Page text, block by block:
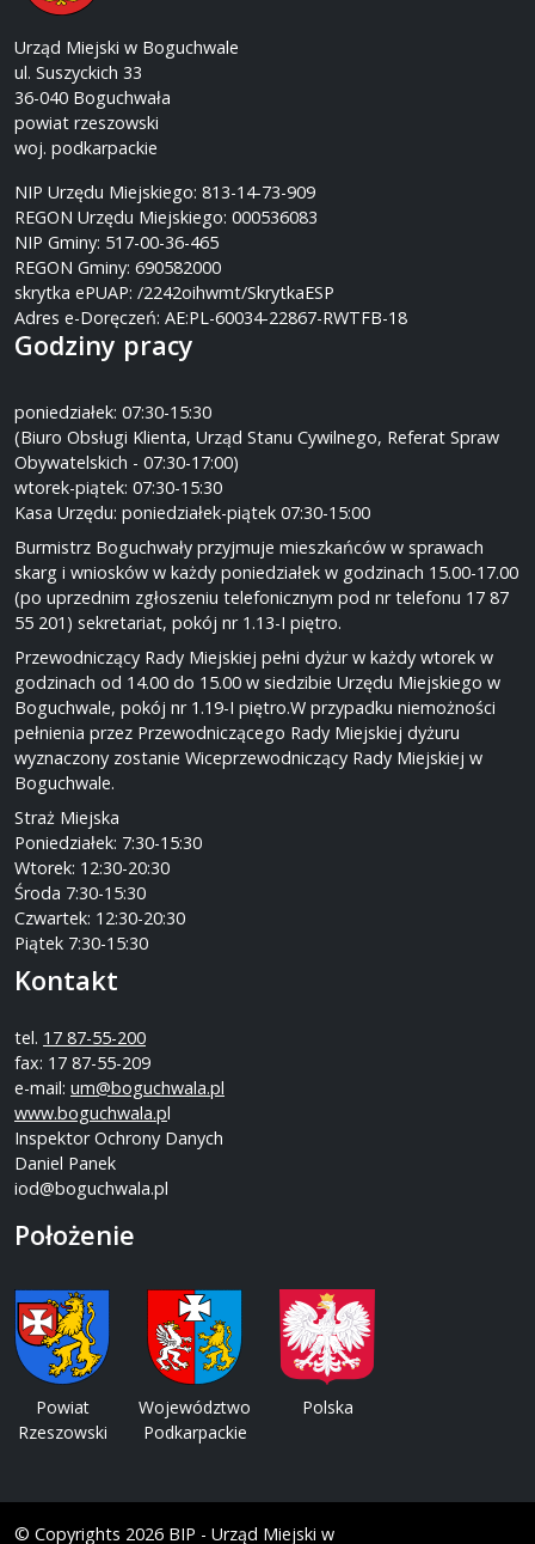
Urząd Miejski w Boguchwale
ul. Suszyckich 33
36-040 Boguchwała
powiat rzeszowski
woj. podkarpackie
NIP Urzędu Miejskiego: 813-14-73-909
REGON Urzędu Miejskiego: 000536083
NIP Gminy: 517-00-36-465
REGON Gminy: 690582000
skrytka ePUAP: /2242oihwmt/SkrytkaESP
Adres e-Doręczeń: AE:PL-60034-22867-RWTFB-18
Godziny pracy
poniedziałek: 07:30-15:30
(Biuro Obsługi Klienta, Urząd Stanu Cywilnego, Referat Spraw
Obywatelskich - 07:30-17:00)
wtorek-piątek: 07:30-15:30
Kasa Urzędu: poniedziałek-piątek 07:30-15:00
Burmistrz Boguchwały przyjmuje mieszkańców w sprawach
skarg i wniosków w każdy poniedziałek w godzinach 15.00-17.00
(po uprzednim zgłoszeniu telefonicznym pod nr telefonu 17 87
55 201) sekretariat, pokój nr 1.13-I piętro.
Przewodniczący Rady Miejskiej pełni dyżur w każdy wtorek w
godzinach od 14.00 do 15.00 w siedzibie Urzędu Miejskiego w
Boguchwale, pokój nr 1.19-I piętro.W przypadku niemożności
pełnienia przez Przewodniczącego Rady Miejskiej dyżuru
wyznaczony zostanie Wiceprzewodniczący Rady Miejskiej w
Boguchwale.
Straż Miejska
Poniedziałek: 7:30-15:30
Wtorek: 12:30-20:30
Środa 7:30-15:30
Czwartek: 12:30-20:30
Piątek 7:30-15:30
Kontakt
tel. 17 87-55-200
fax: 17 87-55-209
e-mail: um@boguchwala.pl
www.boguchwala.pl
Inspektor Ochrony Danych
Daniel Panek
iod@boguchwala.pl
Położenie
Powiat
Rzeszowski
Województwo
Podkarpackie
Polska
© Copyrights 2026 BIP - Urząd Miejski w